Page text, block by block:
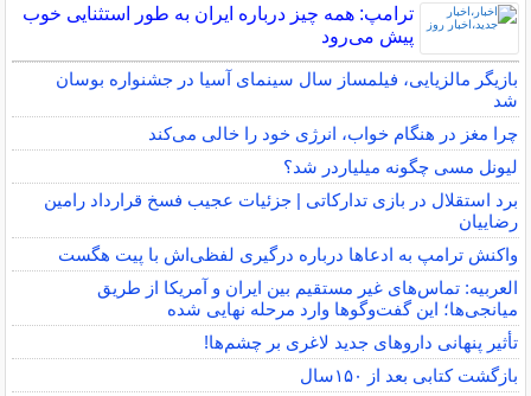
ترامپ: همه چیز درباره ایران به طور استثنایی خوب
پیش می‌رود
بازیگر مالزیایی، فیلمساز سال سینمای آسیا در جشنواره بوسان
شد
چرا مغز در هنگام خواب، انرژی خود را خالی می‌کند
لیونل مسی چگونه میلیاردر شد؟
برد استقلال در بازی تدارکاتی | جزئیات عجیب فسخ قرارداد رامین
رضاییان
واکنش ترامپ به ادعاها درباره درگیری لفظی‌اش با پیت هگست
العربیه: تماس‌های غیر مستقیم بین ایران و آمریکا از طریق
میانجی‌ها؛ این گفت‌و‌گو‌ها وارد مرحله نهایی شده
تأثیر پنهانی داروهای جدید لاغری بر چشم‌ها!
بازگشت کتابی بعد از ۱۵۰سال